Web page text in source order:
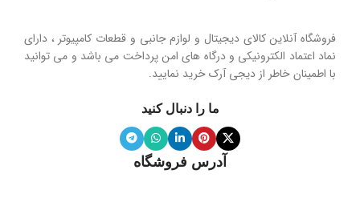
فروشگاه آنلاین کالای دیجیتال و لوازم جانبی و قطعات کامپیوتر ، دارای
نماد اعتماد الکترونیکی و درگاه های امن پرداخت می باشد و می توانید
با اطمینان خاطر از دیجی آرک خرید نمایید.
ما را دنبال کنید
آدرس فروشگاه